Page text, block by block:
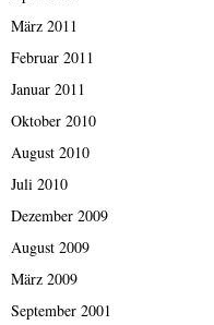
März 2011
Februar 2011
Januar 2011
Oktober 2010
August 2010
Juli 2010
Dezember 2009
August 2009
März 2009
September 2001